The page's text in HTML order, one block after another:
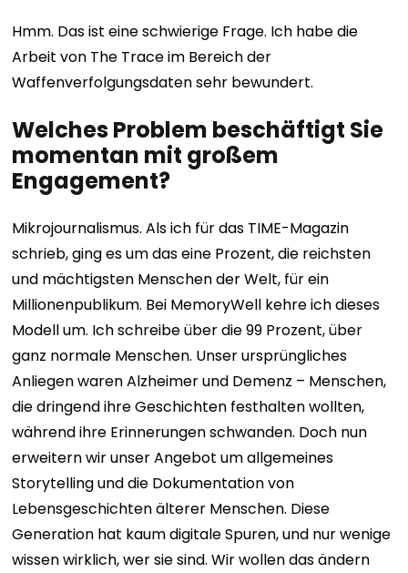
Hmm. Das ist eine schwierige Frage. Ich habe die
Arbeit von The Trace im Bereich der
Waffenverfolgungsdaten sehr bewundert.
Welches Problem beschäftigt Sie
momentan mit großem
Engagement?
Mikrojournalismus. Als ich für das TIME-Magazin
schrieb, ging es um das eine Prozent, die reichsten
und mächtigsten Menschen der Welt, für ein
Millionenpublikum. Bei MemoryWell kehre ich dieses
Modell um. Ich schreibe über die 99 Prozent, über
ganz normale Menschen. Unser ursprüngliches
Anliegen waren Alzheimer und Demenz – Menschen,
die dringend ihre Geschichten festhalten wollten,
während ihre Erinnerungen schwanden. Doch nun
erweitern wir unser Angebot um allgemeines
Storytelling und die Dokumentation von
Lebensgeschichten älterer Menschen. Diese
Generation hat kaum digitale Spuren, und nur wenige
wissen wirklich, wer sie sind. Wir wollen das ändern